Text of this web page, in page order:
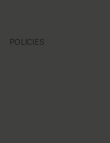
POLICIES